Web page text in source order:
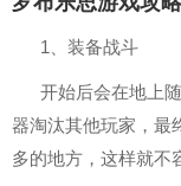
1、装备战斗
开始后会在地上
器淘汰其他玩家，最
多的地方，这样就不